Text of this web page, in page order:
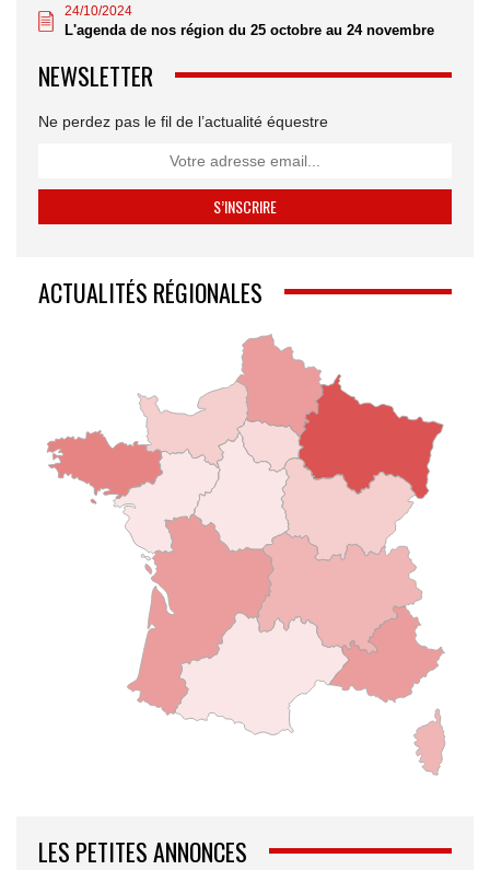
24/10/2024
L'agenda de nos région du 25 octobre au 24 novembre
NEWSLETTER
Ne perdez pas le fil de l’actualité équestre
ACTUALITÉS RÉGIONALES
LES PETITES ANNONCES